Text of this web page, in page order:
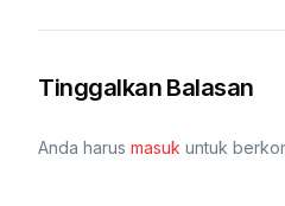
Tinggalkan Balasan
Anda harusmasuk untuk